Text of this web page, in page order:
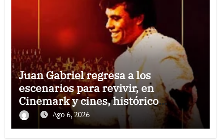
Juan Gabriel regresa a los
escenarios para revivir, en
Cinemark y cines, histórico
concierto en Palacio de Bellas Artes
Ago 6, 2026